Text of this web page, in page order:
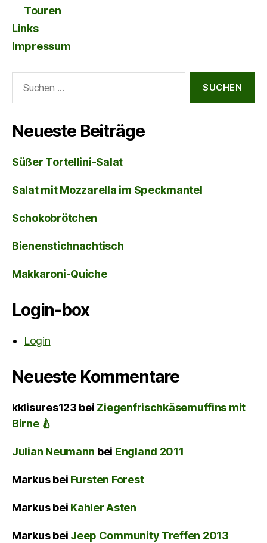
Touren
Links
Impressum
nach:
Neueste Beiträge
Süßer Tortellini-Salat
Salat mit Mozzarella im Speckmantel
Schokobrötchen
Bienenstichnachtisch
Makkaroni-Quiche
Login-box
Login
Neueste Kommentare
kklisures123 bei Ziegenfrischkäsemuffins mit
Birne 🍐
Julian Neumann bei England 2011
Markusbei Fursten Forest
Markusbei Kahler Asten
Markusbei Jeep Community Treffen 2013